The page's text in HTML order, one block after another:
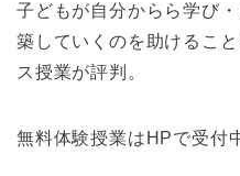
子どもが自分からら学び
築していくのを助けるこ
ス授業が評判。
無料体験授業はHPで受付